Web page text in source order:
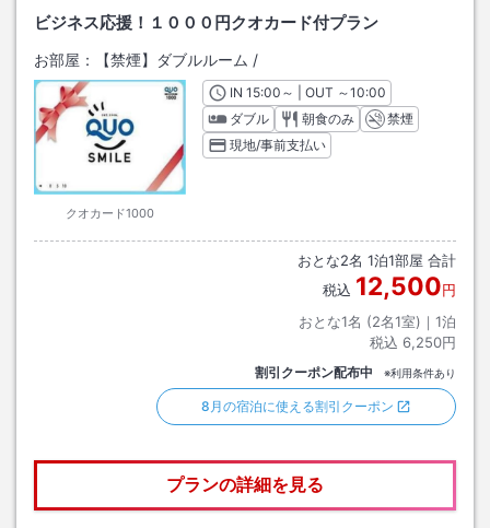
ビジネス応援！１０００円クオカード付プラン
お部屋： 【禁煙】ダブルルーム /
クオカード1000
INチェックイン
15:00 ～ | OUT チェックアウト
～10:00
ダブル
朝食のみ
禁煙
現地/事前支払い
おとな2名 1泊1部屋 合計
税込 12,500円
おとな1名 (2名1室)｜ 1泊
税込 6,250円
割引クーポン配布中 ※利用条件あり
8月の宿泊に使える割引クーポン
プランの詳細を見る